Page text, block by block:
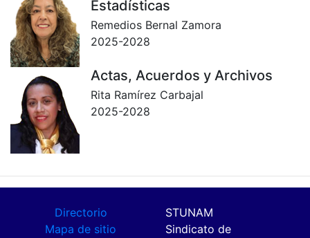
Estadísticas
Remedios Bernal Zamora
2025-2028
Actas, Acuerdos y Archivos
Rita Ramírez Carbajal
2025-2028
Directorio
Mapa de sitio
STUNAM
Sindicato de